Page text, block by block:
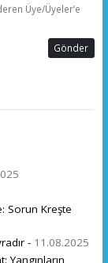
Üye/Üyeler’e
Gönder
Sorun Kreşte
- 11.08.2025
Yangınların